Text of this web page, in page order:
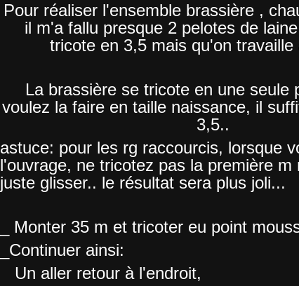
Pour réaliser l'ensemble brassière ,
il m'a fallu presque 2 pelotes de
tricote en 3,5 mais qu'on travaille
La brassière se tricote en une seule
voulez la faire en taille naissance, il
3,5..
astuce: pour les rg raccourcis, lorsque
l'ouvrage, ne tricotez pas la première m
juste glisser.. le résultat sera plus joli...
_ Monter 35 m et tricoter eu point
_Continuer ainsi:
Un aller retour à l'endroit,